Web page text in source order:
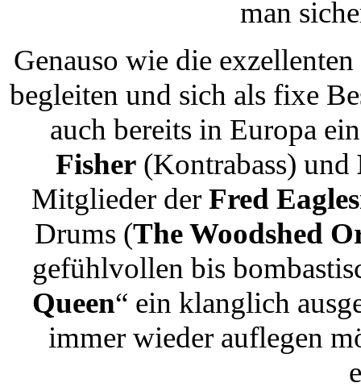
man
Genauso wie die
begleiten und sich als fixe
auch bereits in Europa
Fisher (Kontrabass) und
Mitglieder der Fred
Drums (The Woodshed
gefühlvollen bis
Queen“ ein klanglich
immer wieder auflegen